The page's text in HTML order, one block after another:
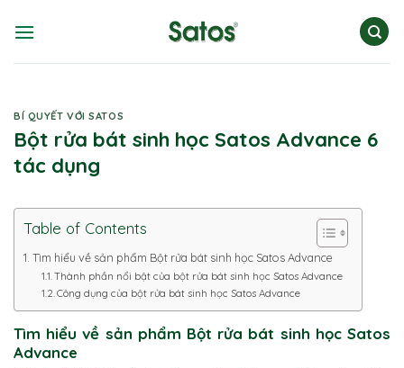
BÍ QUYẾT VỚI SATOS
Bột rửa bát sinh học Satos Advance 6
tác dụng
Table of Contents
Tìm hiểu về sản phẩm Bột rửa bát sinh học Satos Advance
Thành phần nổi bật của bột rửa bát sinh học Satos Advance
Công dụng của bột rửa bát sinh học Satos Advance
Tìm hiểu về sản phẩm Bột rửa bát sinh học Satos
Advance